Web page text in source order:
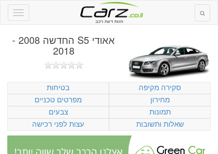
חוות דעת רכב
אאודי S5 החדשה 2008 -
2018
סקירה מקיפה
בטיחות
מחירון
מפרטים טכניים
תמונות
צבעים
שאלות ותשובות
עצות לפני רכישה